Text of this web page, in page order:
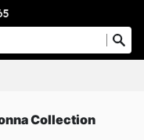
Collection